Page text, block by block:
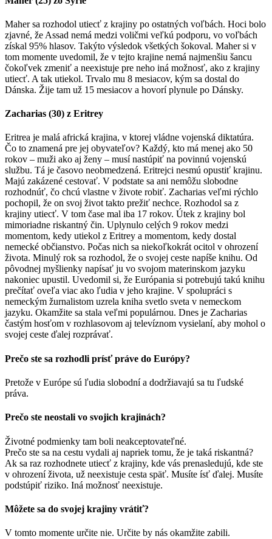
Maher sa rozhodol utiecť z krajiny po ostatných voľbách. Hoci bolo
zjavné, že Assad nemá medzi voličmi veľkú podporu, vo voľbách
získal 95% hlasov. Takýto výsledok všetkých šokoval. Maher si v
tom momente uvedomil, že v tejto krajine nemá najmenšiu šancu
čokoľvek zmeniť a neexistuje pre neho iná možnosť, ako z krajiny
utiecť. A tak utiekol. Trvalo mu 8 mesiacov, kým sa dostal do
Dánska. Žije tam už 15 mesiacov a hovorí plynule po Dánsky.
Zacharias (30) z Eritrey
Eritrea je malá africká krajina, v ktorej vládne vojenská diktatúra.
Čo to znamená pre jej obyvateľov? Každý, kto má menej ako 50
rokov – muži ako aj ženy – musí nastúpiť na povinnú vojenskú
službu. Tá je časovo neobmedzená. Eritrejci nesmú opustiť krajinu.
Majú zakázené cestovať. V podstate sa ani nemôžu slobodne
rozhodnúť, čo chcú vlastne v živote robiť. Zacharias veľmi rýchlo
pochopil, že on svoj život takto prežiť nechce. Rozhodol sa z
krajiny utiecť. V tom čase mal iba 17 rokov. Útek z krajiny bol
mimoriadne riskantný čin. Uplynulo celých 9 rokov medzi
momentom, kedy utiekol z Eritrey a momentom, kedy dostal
nemecké občianstvo. Počas nich sa niekoľkokrát ocitol v ohrození
života. Minulý rok sa rozhodol, že o svojej ceste napíše knihu. Od
pôvodnej myšlienky napísať ju vo svojom materinskom jazyku
nakoniec upustil. Uvedomil si, že Európania si potrebujú takú knihu
prečítať oveľa viac ako ľudia v jeho krajine. V spolupráci s
nemeckým žurnalistom uzrela kniha svetlo sveta v nemeckom
jazyku. Okamžite sa stala veľmi populárnou. Dnes je Zacharias
častým hosťom v rozhlasovom aj televíznom vysielaní, aby mohol o
svojej ceste ďalej rozprávať.
Prečo ste sa rozhodli prísť práve do Európy?
Pretože v Európe sú ľudia slobodní a dodržiavajú sa tu ľudské
práva.
Prečo ste neostali vo svojich krajinách?
Životné podmienky tam boli neakceptovateľné.
Prečo ste sa na cestu vydali aj napriek tomu, že je taká riskantná?
Ak sa raz rozhodnete utiecť z krajiny, kde vás prenasledujú, kde ste
v ohrození života, už neexistuje cesta späť. Musíte ísť ďalej. Musíte
podstúpiť riziko. Iná možnosť neexistuje.
Môžete sa do svojej krajiny vrátiť?
V tomto momente určite nie. Určite by nás okamžite zabili.